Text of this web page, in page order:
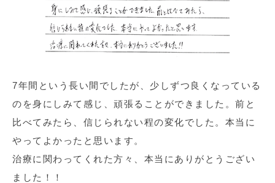
7年間という長い間でしたが、少しずつ良くなっている
のを身にしみて感じ、頑張ることができました。前と
比べてみたら、信じられない程の変化でした。本当に
やってよかったと思います。
治療に関わってくれた方々、本当にありがとうござい
ました！！